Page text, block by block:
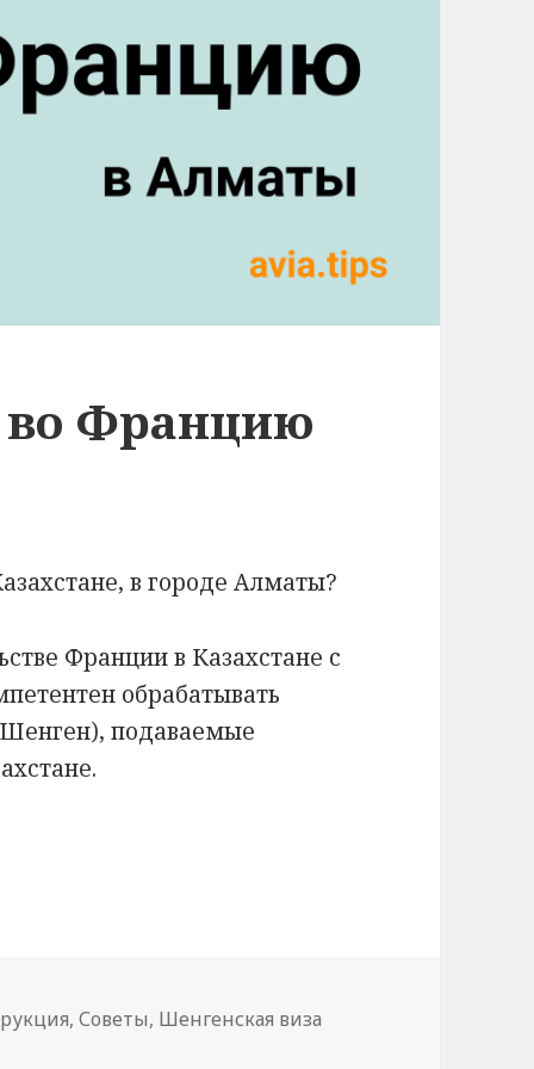
во Францию
в городе Алматы?
Франции в Казахстане с
обрабатывать
подаваемые
в Алматы
,Советы, Шенгенская виза